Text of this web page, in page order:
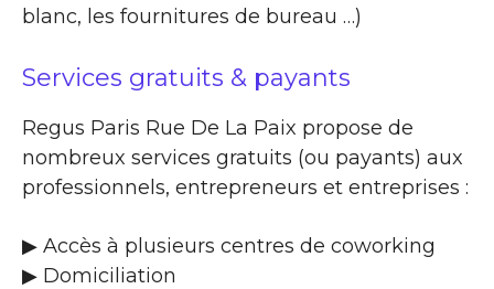
blanc, les fournitures de bureau …)
Services gratuits & payants
Regus Paris Rue De La Paix propose de
nombreux services gratuits (ou payants) aux
professionnels, entrepreneurs et entreprises :
▶​ Accès à plusieurs centres de coworking
▶​ Domiciliation